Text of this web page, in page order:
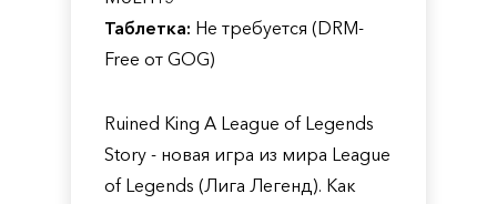
Таблетка: Не требуется (DRM-
Free от GOG)
Ruined King A League of Legends
Story - новая игра из мира League
of Legends (Лига Легенд). Как